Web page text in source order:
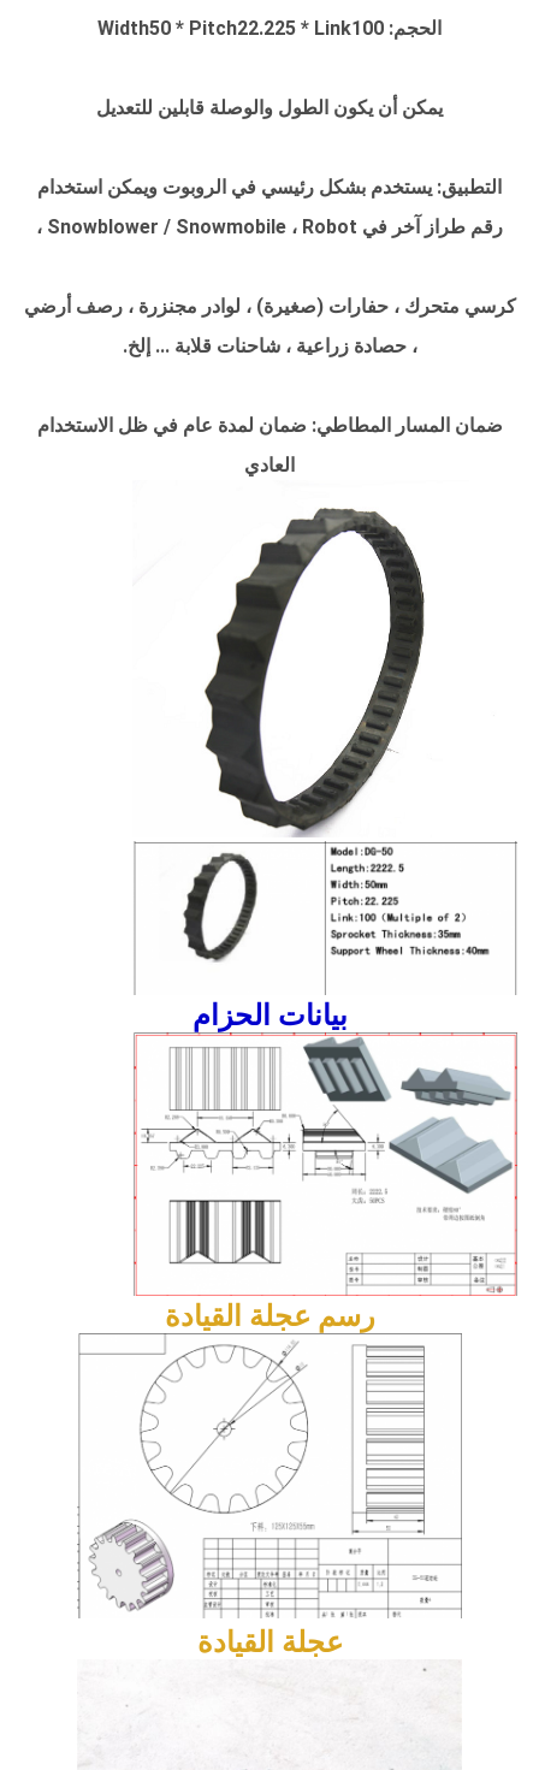
الحجم: Width50 * Pitch22.225 * Link100
يمكن أن يكون الطول والوصلة قابلين للتعديل
التطبيق: يستخدم بشكل رئيسي في الروبوت ويمكن استخدام
رقم طراز آخر في Snowblower / Snowmobile ، Robot ،
كرسي متحرك ، حفارات (صغيرة) ، لوادر مجنزرة ، رصف أرضي
، حصادة زراعية ، شاحنات قلابة ... إلخ.
ضمان المسار المطاطي: ضمان لمدة عام في ظل الاستخدام
العادي
بيانات الحزام
رسم عجلة القيادة
عجلة القيادة